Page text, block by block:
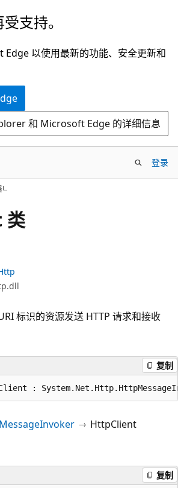
支持。
以使用最新的功能、安全更新和
和 Microsoft Edge 的详细信息
登录
类
标识的资源发送 HTTP 请求和接收
复制
:
HttpClient
复制